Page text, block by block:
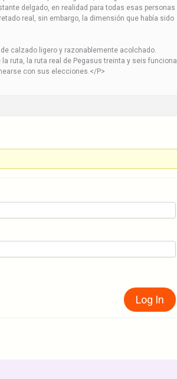
delgado, en realidad para todas esas personas
real, sin embargo, la dimensión que había sido
calzado ligero y razonablemente acolchado.
ruta, la ruta real de Pegasus treinta y seis funciona
con sus elecciones.</P>
Log In